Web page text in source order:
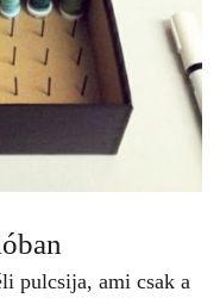
pulcsija, ami csak a